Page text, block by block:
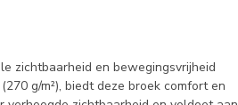
zichtbaarheid en bewegingsvrijheid
g/m²), biedt deze broek comfort en